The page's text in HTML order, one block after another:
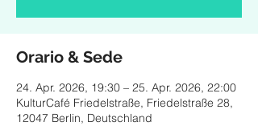
Orario & Sede
24. Apr. 2026, 19:30 – 25. Apr. 2026, 22:00
KulturCafé Friedelstraße, Friedelstraße 28,
12047 Berlin, Deutschland